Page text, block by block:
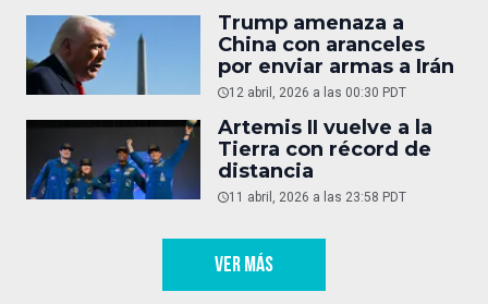
Trump amenaza a
China con aranceles
por enviar armas a Irán
12 abril, 2026 a las 00:30 PDT
Artemis II vuelve a la
Tierra con récord de
distancia
11 abril, 2026 a las 23:58 PDT
VER MÁS